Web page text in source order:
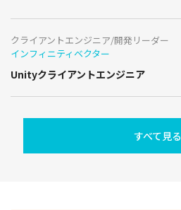
クライアントエンジニア/開発リーダー
インフィニティベクター
Unityクライアントエンジニア
すべて見る